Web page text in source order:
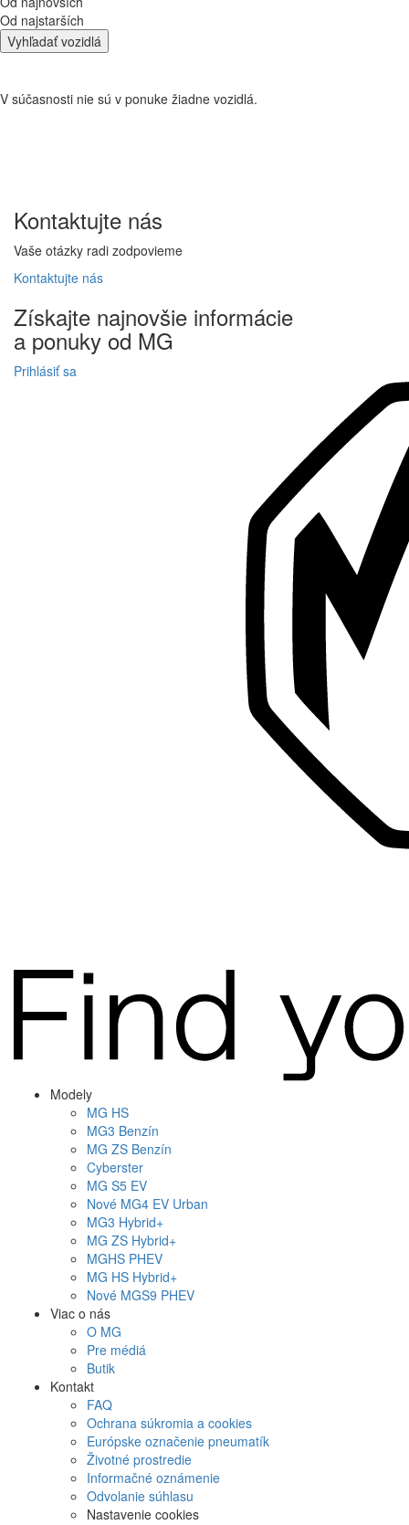
Od najstarších
Vyhľadať vozidlá
V súčasnosti nie sú v ponuke žiadne vozidlá.
Kontaktujte nás
Vaše otázky radi zodpovieme
Kontaktujte nás
Získajte najnovšie informácie
a ponuky od MG
Prihlásiť sa
Modely
MG HS
MG3 Benzín
MG ZS Benzín
Cyberster
MG S5 EV
Nové MG4 EV Urban
MG3 Hybrid+
MG ZS Hybrid+
MGHS PHEV
MG HS Hybrid+
Nové MGS9 PHEV
Viac o nás
O MG
Pre médiá
Butik
Kontakt
FAQ
Ochrana súkromia a cookies
Európske označenie pneumatík
Životné prostredie
Informačné oznámenie
Odvolanie súhlasu
Nastavenie cookies